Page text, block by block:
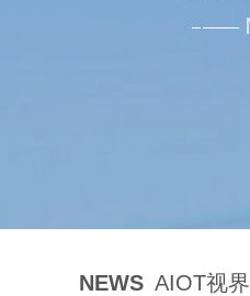
NEWS AIOT视界